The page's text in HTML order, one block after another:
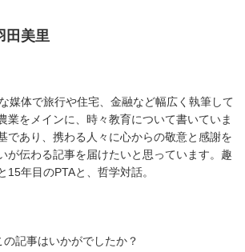
田美里
媒体で旅行や住宅、金融など幅広く執筆して
業をメインに、時々教育について書いていま
であり、携わる人々に心からの敬意と感謝を
が伝わる記事を届けたいと思っています。趣
15年目のPTAと、哲学対話。
の記事はいかがでしたか？